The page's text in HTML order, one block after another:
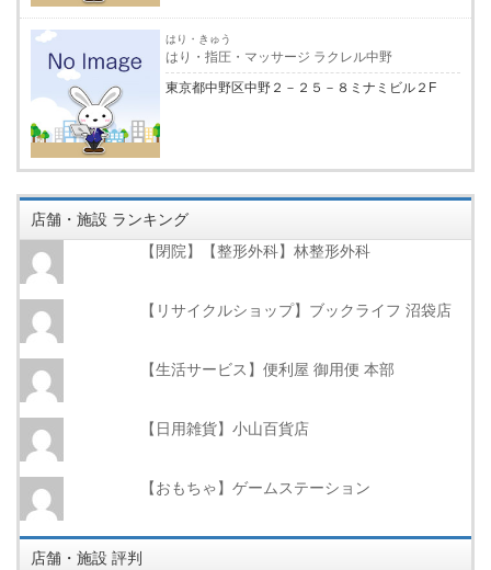
はり・きゅう
はり・指圧・マッサージ ラクレル中野
東京都中野区中野２－２５－８ミナミビル２F
店舗・施設 ランキング
【閉院】【整形外科】林整形外科
【リサイクルショップ】ブックライフ 沼袋店
【生活サービス】便利屋 御用便 本部
【日用雑貨】小山百貨店
【おもちゃ】ゲームステーション
店舗・施設 評判